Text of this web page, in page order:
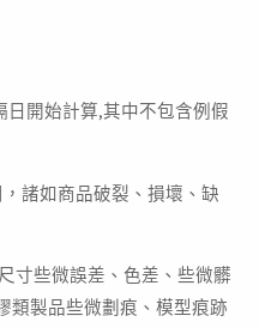
日開始計算,其中不包含例假
諸如商品破裂、損壞、缺
寸些微誤差、色差、些微髒
製品些微劃痕、模型痕跡